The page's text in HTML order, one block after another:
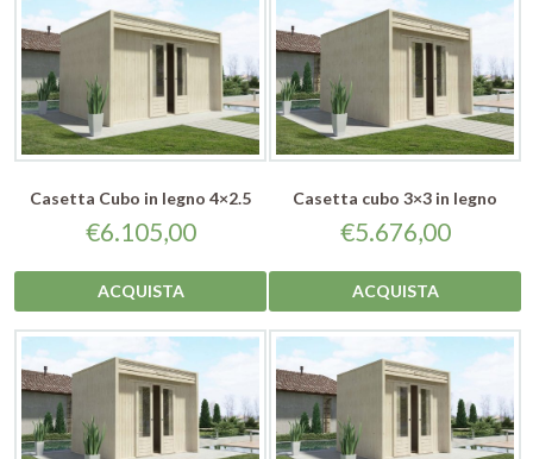
Casetta Cubo in legno 4×2.5
€6.105,00
ACQUISTA
Casetta cubo 3×3 in legno
€5.676,00
ACQUISTA